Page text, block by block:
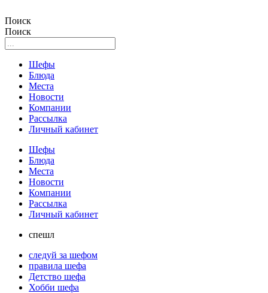
Поиск
Поиск
Шефы
Блюда
Места
Новости
Компании
Рассылка
Личный кабинет
Шефы
Блюда
Места
Новости
Компании
Рассылка
Личный кабинет
спешл
следуй за шефом
правила шефа
Детство шефа
Хобби шефа